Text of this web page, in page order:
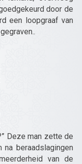
door de
een loopgraaf van
Deze man zette de
beraadslagingen
van de